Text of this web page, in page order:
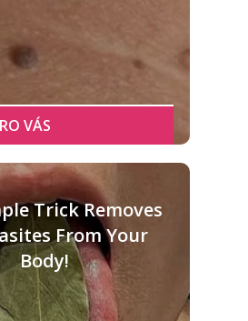
Trick Removes
From Your
Body!